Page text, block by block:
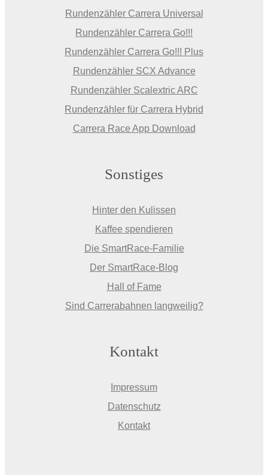
Rundenzähler Carrera Universal
Rundenzähler Carrera Go!!!
Rundenzähler Carrera Go!!! Plus
Rundenzähler SCX Advance
Rundenzähler Scalextric ARC
Rundenzähler für Carrera Hybrid
Carrera Race App Download
Sonstiges
Hinter den Kulissen
Kaffee spendieren
Die SmartRace-Familie
Der SmartRace-Blog
Hall of Fame
Sind Carrerabahnen langweilig?
Kontakt
Impressum
Datenschutz
Kontakt